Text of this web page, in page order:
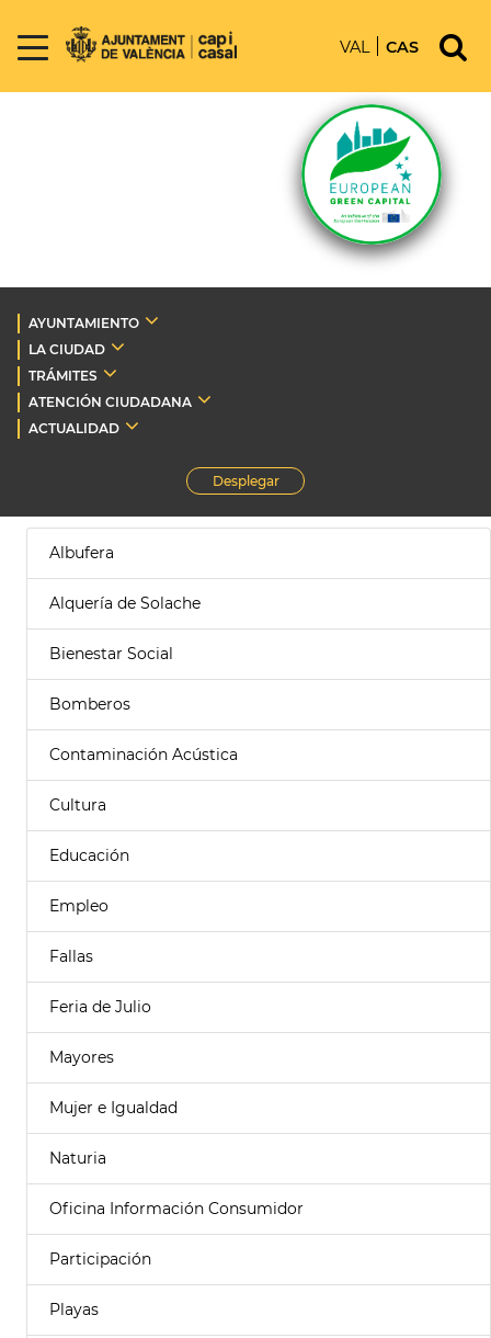
VAL CAS
AYUNTAMIENTO
LA CIUDAD
TRÁMITES
ATENCIÓN CIUDADANA
ACTUALIDAD
Desplegar
Albufera
Alquería de Solache
Bienestar Social
Bomberos
Contaminación Acústica
Cultura
Educación
Empleo
Fallas
Feria de Julio
Mayores
Mujer e Igualdad
Naturia
Oficina Información Consumidor
Participación
Playas